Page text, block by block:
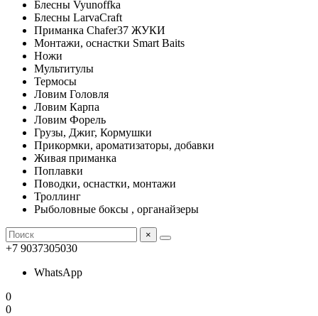
Блесны Vyunoffka
Блесны LarvaCraft
Приманка Chafer37 ЖУКИ
Монтажи, оснастки Smart Baits
Ножи
Мультитулы
Термосы
Ловим Головля
Ловим Карпа
Ловим Форель
Грузы, Джиг, Кормушки
Прикормки, ароматизаторы, добавки
Живая приманка
Поплавки
Поводки, оснастки, монтажи
Троллинг
Рыболовные боксы , органайзеры
×
+7 9037305030
WhatsApp
0
0